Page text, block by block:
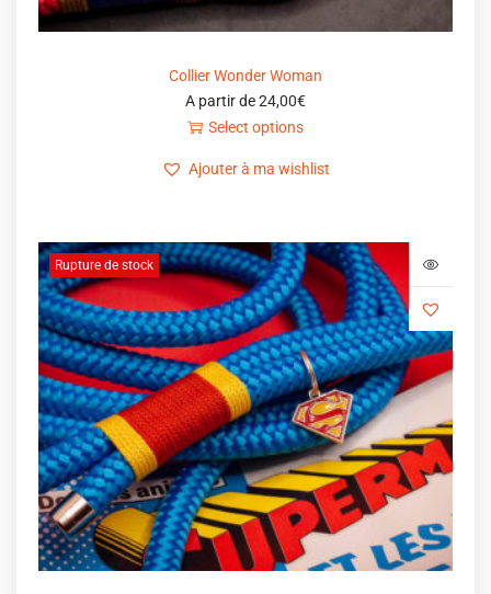
Collier Wonder Woman
A partir de24,00€
Select options
Ajouter à ma wishlist
Rupture de stock